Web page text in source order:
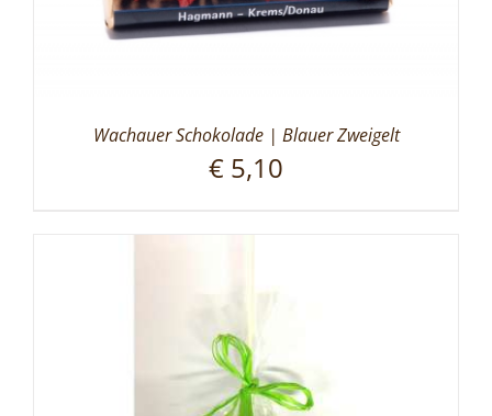
Wachauer Schokolade | Blauer Zweigelt
€ 5,10